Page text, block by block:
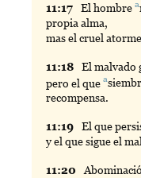
11:17 El hombrea
propia alma,
mas el cruel
11:18 El malvado
pero el quea
recompensa.
11:19 Elque
y el que sigue el
11:20